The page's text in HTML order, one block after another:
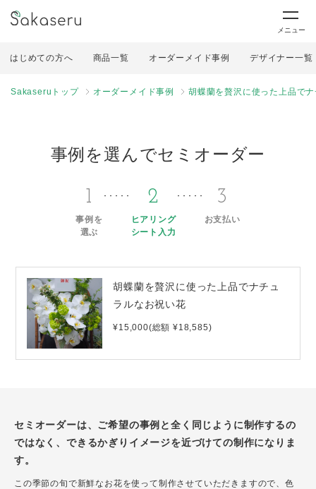
メニュー
はじめての方へ 商品一覧 オーダーメイド事例 デザイナー一覧
Sakaseruトップ オーダーメイド事例 胡蝶蘭を贅沢に使った上品で
事例を選んでセミオーダー
1
事例を
選ぶ
2
ヒアリング
シート入力
3
お支払い
胡蝶蘭を贅沢に使った上品でナチュ
ラルなお祝い花
¥15,000(総額 ¥18,585)
セミオーダーは、ご希望の事例と全く同じように制作するの
ではなく、できるかぎりイメージを近づけての制作になりま
す。
この季節の旬で新鮮なお花を使って制作させていただきますので、色